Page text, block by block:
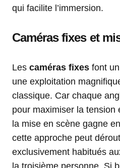
qui facilite l’immersion.
Caméras fixes et
Les caméras fixes font
une exploitation
classique. Car chaque
pour maximiser la tension
la mise en scène gagne
cette approche peut
exclusivement habitués